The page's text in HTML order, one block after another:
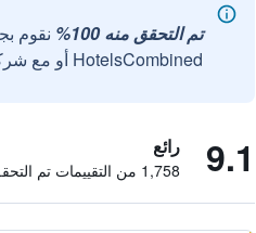
تم التحقق منه 100%
نقوم
HotelsCombined أو مع شركائنا الخارجيين الموثوقين.
9.1 رائع
1,758 من التقييمات تم التحقق منها